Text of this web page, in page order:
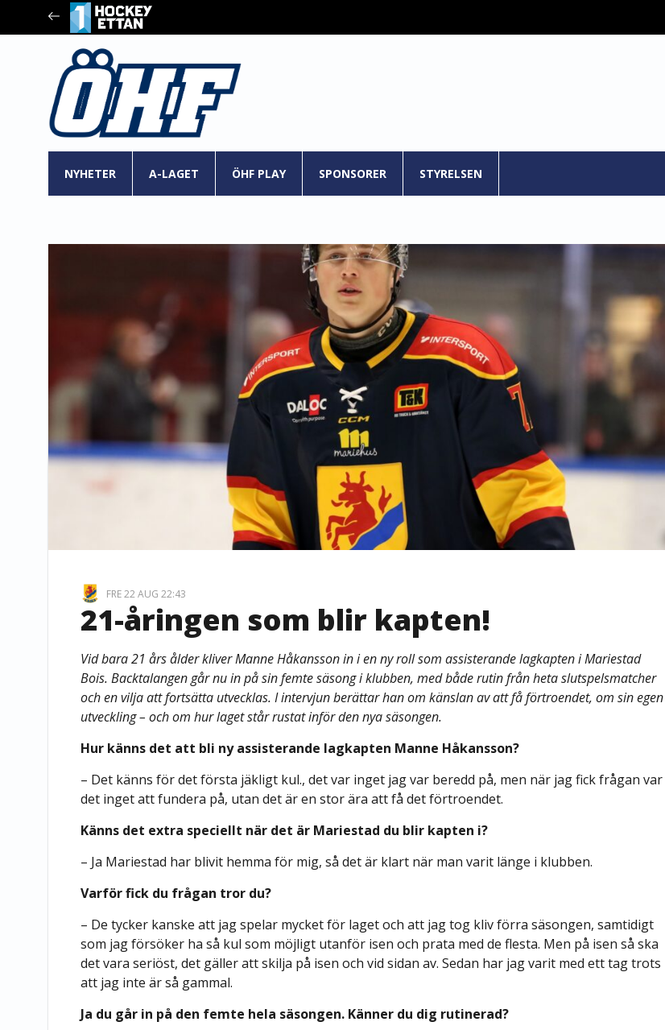
NYHETER A-LAGET ÖHF PLAY SPONSORER STYRELSEN
FRE 22 AUG 22:43
21-åringen som blir kapten!
Vid bara 21 års ålder kliver Manne Håkansson in i en ny roll som assisterande lagkapten i Mariestad
Bois. Backtalangen går nu in på sin femte säsong i klubben, med både rutin från heta slutspelsmatcher
och en vilja att fortsätta utvecklas. I intervjun berättar han om känslan av att få förtroendet, om sin egen
utveckling – och om hur laget står rustat inför den nya säsongen.
Hur känns det att bli ny assisterande lagkapten Manne Håkansson?
– Det känns för det första jäkligt kul., det var inget jag var beredd på, men när jag fick frågan var
det inget att fundera på, utan det är en stor ära att få det förtroendet.
Känns det extra speciellt när det är Mariestad du blir kapten i?
– Ja Mariestad har blivit hemma för mig, så det är klart när man varit länge i klubben.
Varför fick du frågan tror du?
– De tycker kanske att jag spelar mycket för laget och att jag tog kliv förra säsongen, samtidigt
som jag försöker ha så kul som möjligt utanför isen och prata med de flesta. Men på isen så ska
det vara seriöst, det gäller att skilja på isen och vid sidan av. Sedan har jag varit med ett tag trots
att jag inte är så gammal.
Ja du går in på den femte hela säsongen. Känner du dig rutinerad?